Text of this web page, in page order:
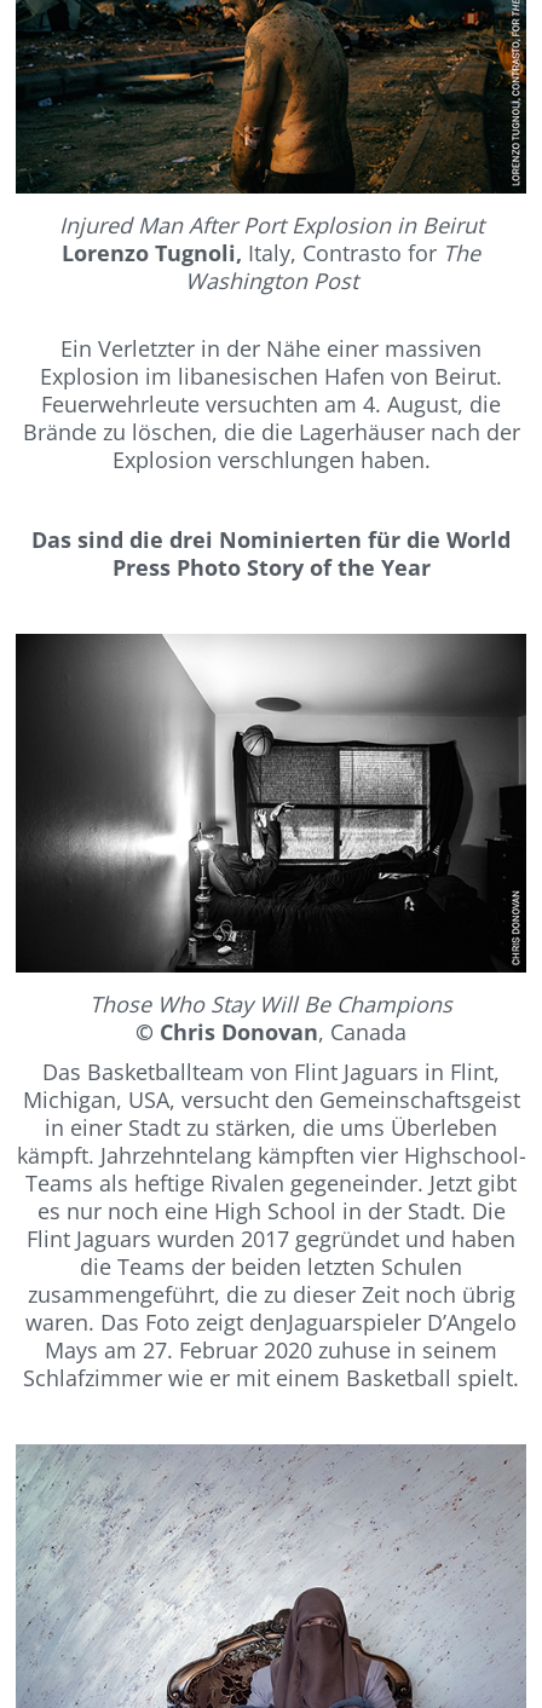
Injured Man After Port Explosion in Beirut
Lorenzo Tugnoli, Italy, Contrasto for The
Washington Post
Ein Verletzter in der Nähe einer massiven
Explosion im libanesischen Hafen von Beirut.
Feuerwehrleute versuchten am 4. August, die
Brände zu löschen, die die Lagerhäuser nach der
Explosion verschlungen haben.
Das sind die drei Nominierten für die World
Press Photo Story of the Year
Those Who Stay Will Be Champions
© Chris Donovan, Canada
Das Basketballteam von Flint Jaguars in Flint,
Michigan, USA, versucht den Gemeinschaftsgeist
in einer Stadt zu stärken, die ums Überleben
kämpft. Jahrzehntelang kämpften vier Highschool-
Teams als heftige Rivalen gegeneinder. Jetzt gibt
es nur noch eine High School in der Stadt. Die
Flint Jaguars wurden 2017 gegründet und haben
die Teams der beiden letzten Schulen
zusammengeführt, die zu dieser Zeit noch übrig
waren. Das Foto zeigt denJaguarspieler D’Angelo
Mays am 27. Februar 2020 zuhuse in seinem
Schlafzimmer wie er mit einem Basketball spielt.